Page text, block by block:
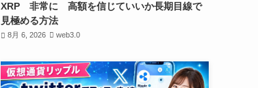
XRP 非常に 高額を信じていいか長期目線で
見極める方法
8月 6, 2026 web3.0